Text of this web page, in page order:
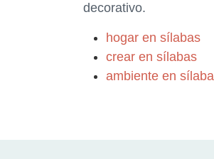
decorativo.
hogar en sílabas
crear en sílabas
ambiente en